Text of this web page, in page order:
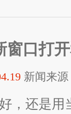
窗口打
新闻来源
，还是